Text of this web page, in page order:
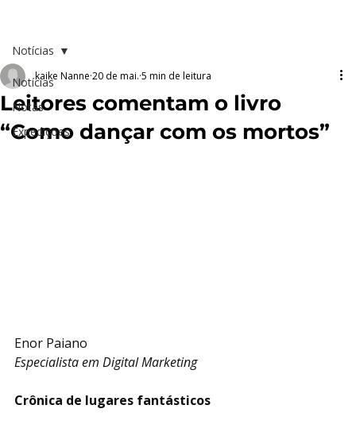
Notícias
Notas
Expedições
Notícias
Leitores comentam o livro
“Como dançar com os mortos”
kaike Nanne 20 de mai. 5 min de leitura
Enor Paiano
Especialista em Digital Marketing
Crônica de lugares fantásticos